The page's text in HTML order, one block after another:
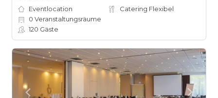
Eventlocation
Catering Flexibel
0 Veranstaltungsräume
120 Gäste